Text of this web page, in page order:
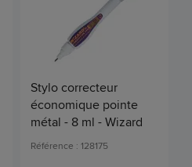
Stylo correcteur
économique pointe
métal - 8 ml - Wizard
Référence : 128175